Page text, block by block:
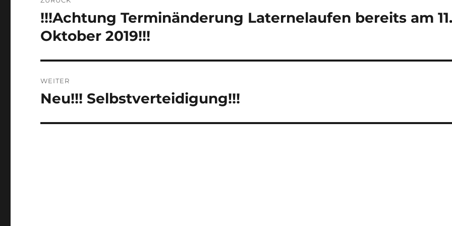
Vorheriger
Beitrag:
!!!Achtung Terminänderung Laternelaufen bereits am
Oktober 2019!!!
WEITER
Nächster
Neu!!! Selbstverteidigung!!!